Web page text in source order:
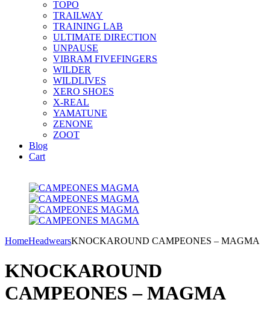
TOPO
TRAILWAY
TRAINING LAB
ULTIMATE DIRECTION
UNPAUSE
VIBRAM FIVEFINGERS
WILDER
WILDLIVES
XERO SHOES
X-REAL
YAMATUNE
ZENONE
ZOOT
Blog
Cart
HomeHeadwearsKNOCKAROUND CAMPEONES – MAGMA
KNOCKAROUND
CAMPEONES – MAGMA